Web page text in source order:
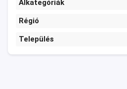
Alkategóriák
Régió
Település